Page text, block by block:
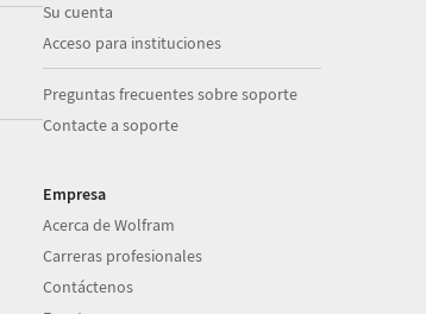
Su cuenta
Acceso para instituciones
Preguntas frecuentes sobre soporte
Contacte a soporte
Empresa
Acerca de Wolfram
Carreras profesionales
Contáctenos